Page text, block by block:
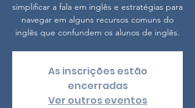
simplificar a fala em inglês e estratégias para
navegar em alguns recursos comuns do
inglês que confundem os alunos de inglês.
As inscrições estão
encerradas
Ver outros eventos